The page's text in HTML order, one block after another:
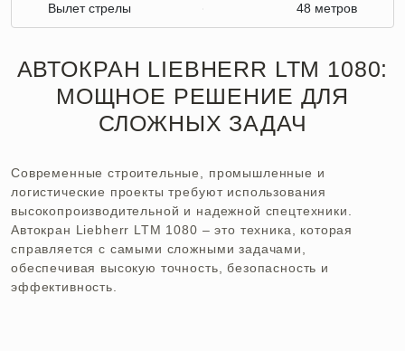
Вылет стрелы 48 метров
АВТОКРАН LIEBHERR LTM 1080:
МОЩНОЕ РЕШЕНИЕ ДЛЯ
СЛОЖНЫХ ЗАДАЧ
Современные строительные, промышленные и
логистические проекты требуют использования
высокопроизводительной и надежной спецтехники.
Автокран Liebherr LTM 1080 – это техника, которая
справляется с самыми сложными задачами,
обеспечивая высокую точность, безопасность и
эффективность.